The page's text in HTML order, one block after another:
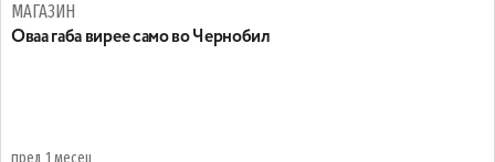
МАГАЗИН
Oваа габа вирее само во Чернобил
пред 1 месец